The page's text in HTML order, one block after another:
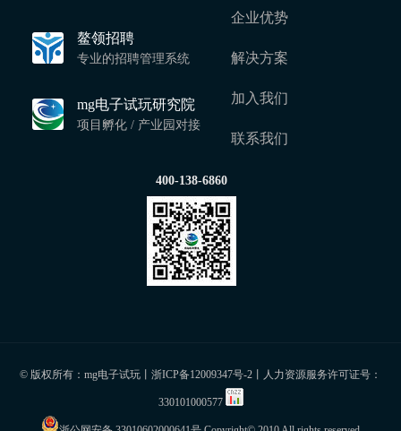
鳌领招聘
专业的招聘管理系统
mg电子试玩研究院
项目孵化 / 产业园对接
企业优势
解决方案
加入我们
联系我们
400-138-6860
© 版权所有：mg电子试玩丨 浙ICP备12009347号-2 丨人力资源服务许可证号：
330101000577